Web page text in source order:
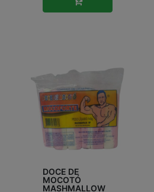
DOCE DE
MOCOTÓ
MASHMALLOW